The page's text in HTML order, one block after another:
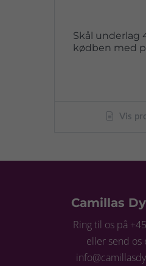
Skål underlag
kødben med
Vis
Camillas
Ring til os på
eller send os